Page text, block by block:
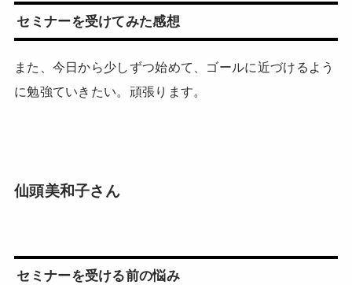
セミナーを受けてみた感想
また、今日から少しずつ始めて、ゴールに近づけるよう
に勉強ていきたい。頑張ります。
仙頭美和子さん
セミナーを受ける前の悩み